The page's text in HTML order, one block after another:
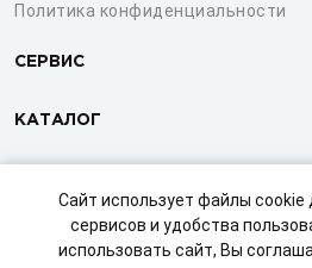
Сайт использует файлы cookie
сервисов и удобства
использовать сайт, Вы
Политика конфиденциальности
СЕРВИС
КАТАЛОГ